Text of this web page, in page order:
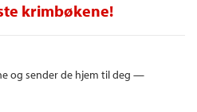
krimbøkene!
og sender de hjem til deg —